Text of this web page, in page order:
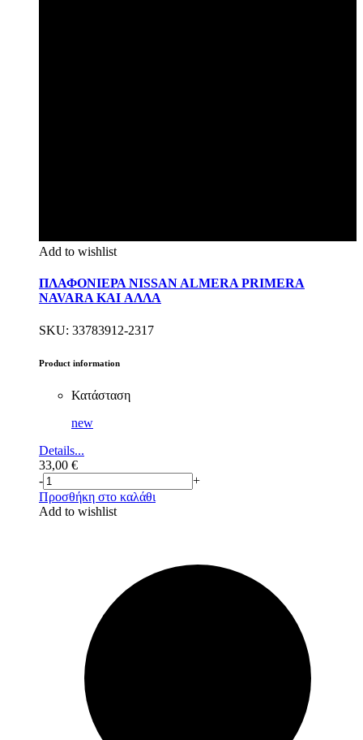
Add to wishlist
ΠΛΑΦΟΝΙΕΡΑ NISSAN ALMERA PRIMERA
NAVARA KAI ΑΛΛΑ
SKU: 33783912-2317
Product information
Κατάσταση
new
Details...
33,00 €
-
+
Προσθήκη στο καλάθι
Add to wishlist